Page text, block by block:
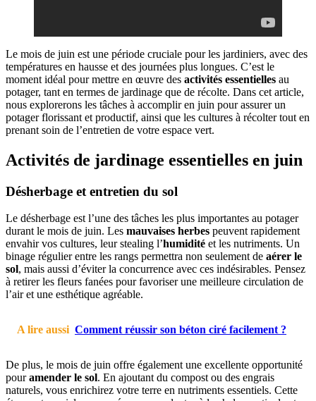
Le mois de juin est une période cruciale pour les jardiniers, avec des
températures en hausse et des journées plus longues. C’est le
moment idéal pour mettre en œuvre des activités essentielles au
potager, tant en termes de jardinage que de récolte. Dans cet article,
nous explorerons les tâches à accomplir en juin pour assurer un
potager florissant et productif, ainsi que les cultures à récolter tout en
prenant soin de l’entretien de votre espace vert.
Activités de jardinage essentielles en juin
Désherbage et entretien du sol
Le désherbage est l’une des tâches les plus importantes au potager
durant le mois de juin. Les mauvaises herbes peuvent rapidement
envahir vos cultures, leur stealing l’humidité et les nutriments. Un
binage régulier entre les rangs permettra non seulement de aérer le
sol, mais aussi d’éviter la concurrence avec ces indésirables. Pensez
à retirer les fleurs fanées pour favoriser une meilleure circulation de
l’air et une esthétique agréable.
A lire aussi Comment réussir son béton ciré facilement ?
De plus, le mois de juin offre également une excellente opportunité
pouramender le sol. En ajoutant du compost ou des engrais
naturels, vous enrichirez votre terre en nutriments essentiels. Cette